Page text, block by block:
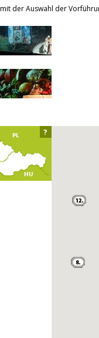
der Auswahl der
?